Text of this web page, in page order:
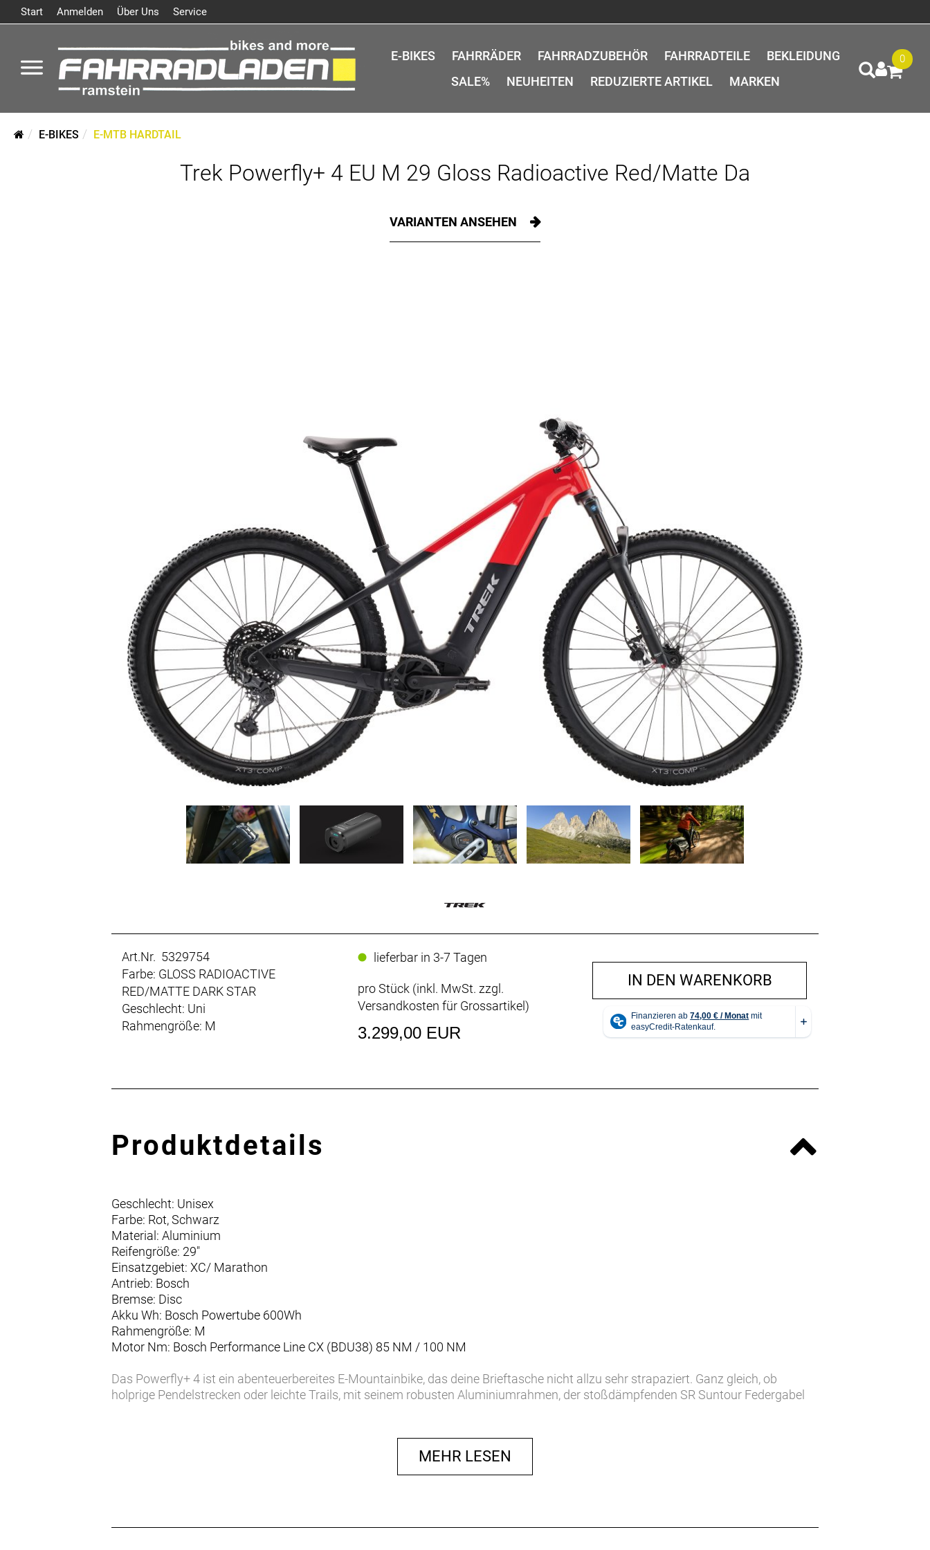
Start Anmelden Über Uns Service
E-BIKES FAHRRÄDER FAHRRADZUBEHÖR FAHRRADTEILE
BEKLEIDUNG
SALE%
NEUHEITEN REDUZIERTE ARTIKEL MARKEN
0
E-BIKES E-MTB HARDTAIL
Trek Powerfly+ 4 EU M 29 Gloss Radioactive Red/Matte Da
VARIANTEN ANSEHEN
Art.Nr. 5329754
Farbe: GLOSS RADIOACTIVE
RED/MATTE DARK STAR
Geschlecht: Uni
Rahmengröße: M
lieferbar in 3-7 Tagen
pro Stück (inkl. MwSt. zzgl.
Versandkosten für Grossartikel)
3.299,00 EUR
IN DEN WARENKORB
Produktdetails
Geschlecht: Unisex
Farbe: Rot, Schwarz
Material: Aluminium
Reifengröße: 29"
Einsatzgebiet: XC/ Marathon
Antrieb: Bosch
Bremse: Disc
Akku Wh: Bosch Powertube 600Wh
Rahmengröße: M
Motor Nm: Bosch Performance Line CX (BDU38) 85 NM / 100 NM
Das Powerfly+ 4 ist ein abenteuerbereites E-Mountainbike, das deine Brieftasche nicht allzu sehr strapaziert. Ganz gleich, ob
holprige Pendelstrecken oder leichte Trails, mit seinem robusten Aluminiumrahmen, der stoßdämpfenden SR Suntour Federgabel
… du ein kraftvolles und gleichzeitig erschwingliches E-Bike für spannende Entdeckungstouren jenseits ausgefahrener Pfade
suchst. Für größere Anstiege wünschst du dir jede Menge Motorunterstützung, während dir eine trailglättende Federgabel und
robuste Teile nicht nur auf deinem täglichen Weg zur Arbeit, sondern auch im Gelände zuverlässig zur Seite stehen sollen.
MEHR LESEN